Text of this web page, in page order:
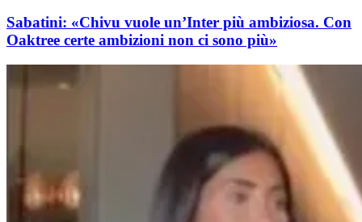
Sabatini: «Chivu vuole un’Inter più ambiziosa. Con
Oaktree certe ambizioni non ci sono più»